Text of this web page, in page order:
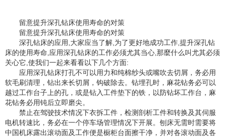
留意提升深孔钻床使用寿命的对策
留意提升深孔钻床使用寿命的对策
深孔钻床的应用,大家应当了解,为了更好地成功工作,提升深孔钻
床的使用寿命,应用深孔钻床的工作必须尤其当心,那麼什么叫尤其必须
关心它,使我们一起来看看以下几个方面:
应用深孔钻床打孔不可以用力和纯棉纱头或嘴吹去切屑，务必用
软毛刷清理，钻出来长切屑，钩破除去。钻埋孔时，麻花钻务必可以
越过工作台子上的孔，或是钻入工件垫下的铁，以防钻坏工作台，麻
花钻务必用钝后立即磨尖。
禁止在驾驶技术情况下衣拆工件，检测剖析工件和转换及其伺服
电机转速比，务必在一个停车场管理情况下开展。刨床无需时需要将
中国机床露出滚动面及工作便是橱柜台面擦干净，并对各滚动面及各